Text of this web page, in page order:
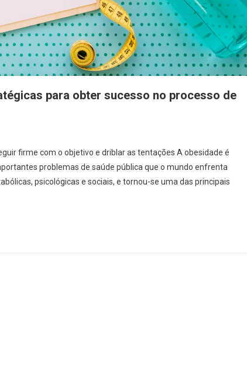
para obter sucesso no processo de
firme com o objetivo e driblar as tentações A obesidade é
problemas de saúde pública que o mundo enfrenta
psicológicas e sociais, e tornou-se uma das principais